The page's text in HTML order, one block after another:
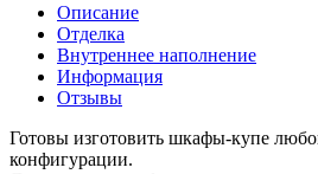
Описание
Отделка
Внутреннее наполнение
Информация
Отзывы
Готовы изготовить шкафы-купе
конфигурации.